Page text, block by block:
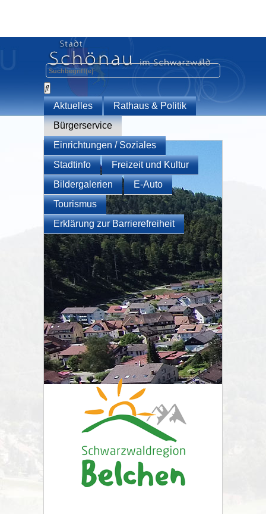
Aktuelles
Rathaus & Politik
Bürgerservice
Einrichtungen / Soziales
Stadtinfo
Freizeit und Kultur
Bildergalerien
E-Auto
Tourismus
Erklärung zur Barrierefreiheit